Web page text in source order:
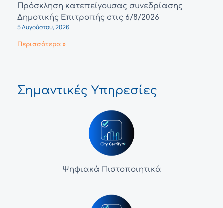
Πρόσκληση κατεπείγουσας συνεδρίασης
Δημοτικής Επιτροπής στις 6/8/2026
5 Αυγούστου, 2026
Περισσότερα »
Σημαντικές Υπηρεσίες
Ψηφιακά Πιστοποιητικά